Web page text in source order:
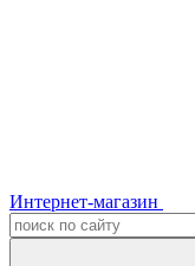
Интернет-магазин